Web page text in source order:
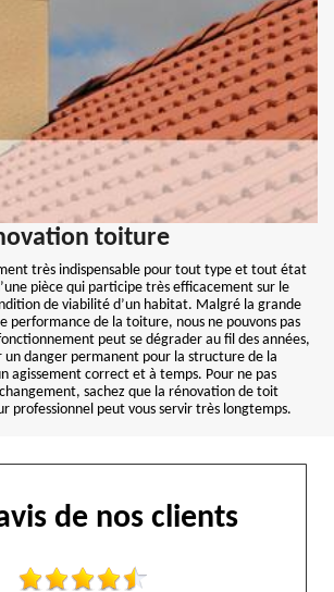
toiture
très indispensable pour tout type et tout état
pièce qui participe très efficacement sur le
de viabilité d’un habitat. Malgré la grande
performance de la toiture, nous ne pouvons pas
peut se dégrader au fil des années,
danger permanent pour la structure de la
agissement correct et à temps. Pour ne pas
sachez que la rénovation de toit
professionnel peut vous servir très longtemps.
de nos clients